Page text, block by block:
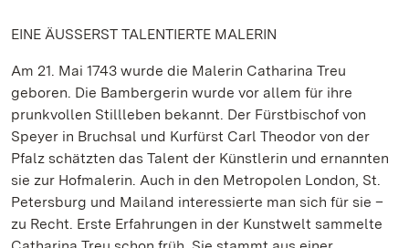
EINE ÄUSSERST TALENTIERTE MALERIN
Am 21. Mai 1743 wurde die Malerin Catharina Treu
geboren. Die Bambergerin wurde vor allem für ihre
prunkvollen Stillleben bekannt. Der Fürstbischof von
Speyer in Bruchsal und Kurfürst Carl Theodor von der
Pfalz schätzten das Talent der Künstlerin und ernannten
sie zur Hofmalerin. Auch in den Metropolen London, St.
Petersburg und Mailand interessierte man sich für sie –
zu Recht. Erste Erfahrungen in der Kunstwelt sammelte